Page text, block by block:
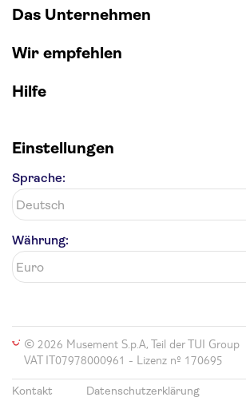
London Eye
Elbphilharmonie
Das Unternehmen
Wir empfehlen
Hilfe
Einstellungen
Sprache:
Währung:
© 2026 Musement S.p.A, Teil der TUI Group
VAT IT07978000961 - Lizenz nº 170695
Kontakt Datenschutzerklärung